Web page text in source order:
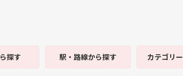
探す 駅・路線から探す カテゴリー